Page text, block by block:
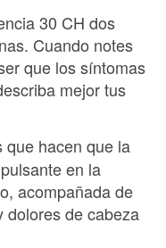
30 CH dos
Cuando notes
que los síntomas
mejor tus
que hacen que la
en la
acompañada de
dolores de cabeza